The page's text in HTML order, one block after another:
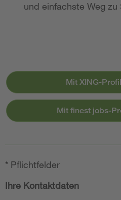
und einfachste Weg zu
Mit XING-
Mit finest jobs-
* Pflichtfelder
Ihre Kontaktdaten